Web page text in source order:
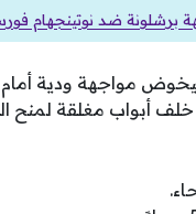
برشلونة ضد نوتينجهام
خلف أبواب مغلقة لمنح